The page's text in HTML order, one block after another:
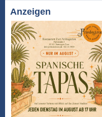
Anzeigen